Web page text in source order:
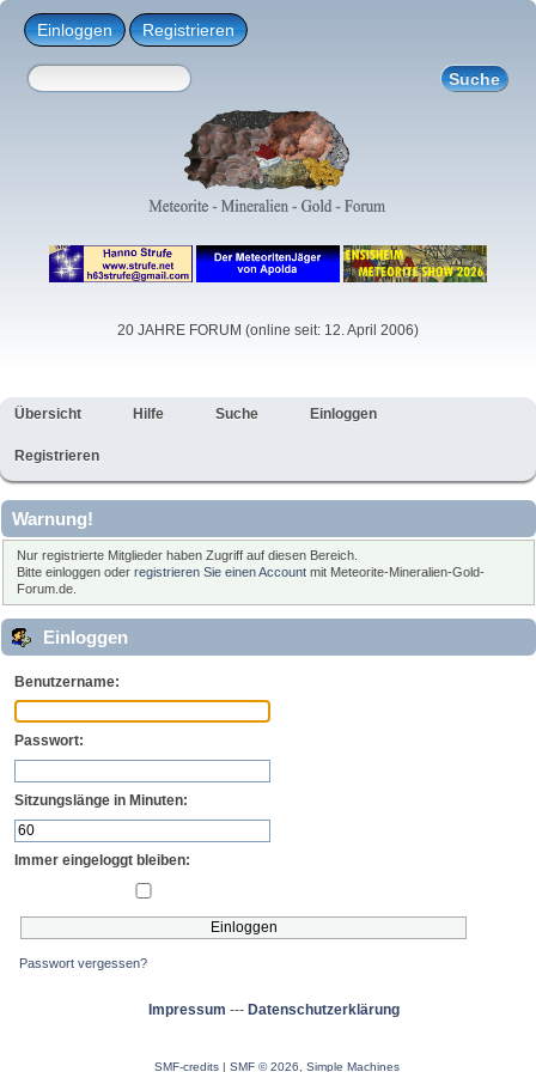
Einloggen Registrieren
20 JAHRE FORUM (online seit: 12. April 2006)
Übersicht Hilfe Suche Einloggen
Registrieren
Warnung!
Nur registrierte Mitglieder haben Zugriff auf diesen Bereich.
Bitte einloggen oderregistrieren Sie einen Account mit Meteorite-Mineralien-Gold-
Forum.de.
Einloggen
Benutzername:
Passwort:
Sitzungslänge in Minuten:
Immer eingeloggt bleiben:
Passwort vergessen?
Impressum --- Datenschutzerklärung
SMF-credits SMF © 2026, Simple Machines